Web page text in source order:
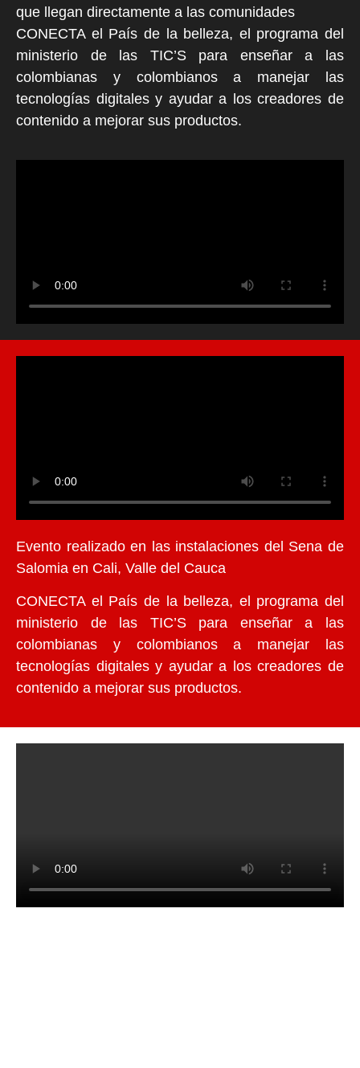
que llegan directamente a las comunidades
CONECTA el País de la belleza, el programa del
ministerio de las TIC’S para enseñar a las
colombianas y colombianos a manejar las
tecnologías digitales y ayudar a los creadores de
contenido a mejorar sus productos.
Evento realizado en las instalaciones del Sena de
Salomia en Cali, Valle del Cauca
CONECTA el País de la belleza, el programa del
ministerio de las TIC’S para enseñar a las
colombianas y colombianos a manejar las
tecnologías digitales y ayudar a los creadores de
contenido a mejorar sus productos.